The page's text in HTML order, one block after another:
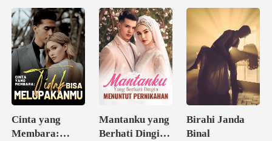
Cinta yang
Membara:
Mantanku yang
Berhati Dingin
Birahi Janda
Binal